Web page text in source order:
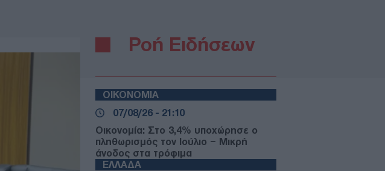
Ροή Ειδήσεων
ΟΙΚΟΝΟΜΙΑ
07/08/26 - 21:10
Οικονομία: Στο 3,4% υποχώρησε ο
πληθωρισμός τον Ιούλιο – Μικρή
άνοδος στα τρόφιμα
ΕΛΛΑΔΑ